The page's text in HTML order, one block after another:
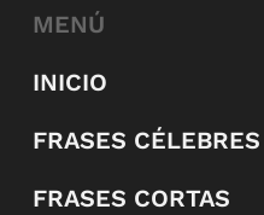
MENÚ
INICIO
FRASES CÉLEBRES
FRASES CORTAS